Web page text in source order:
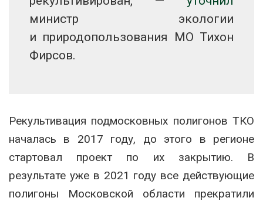
министр экологии
и природопользования МО Тихон
Фирсов.
Рекультивация подмосковных полигонов ТКО
началась в 2017 году, до этого в регионе
стартовал проект по их закрытию. В
результате уже в 2021 году все действующие
полигоны Московской области прекратили